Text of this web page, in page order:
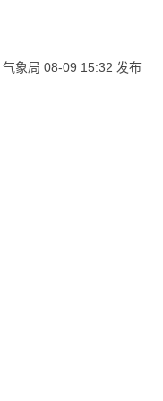
气象局 08-09 15:32 发布